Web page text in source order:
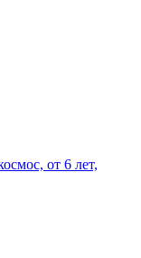
от 6 лет,